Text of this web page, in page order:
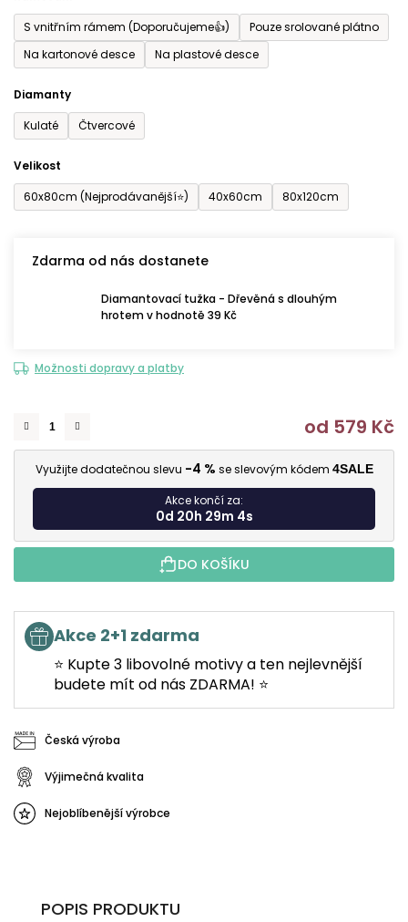
S vnitřním rámem (Doporučujeme👍)
Pouze srolované plátno
Na kartonové desce
Na plastové desce
Diamanty
Kulaté
Čtvercové
Velikost
60x80cm (Nejprodávanější⭐)
40x60cm 80x120cm
Zdarma od nás dostanete
Diamantovací tužka - Dřevěná s dlouhým
hrotem v hodnotě 39 Kč
Možnosti dopravy a platby
od 579 Kč
Využijte dodatečnou slevu -4 % se slevovým kódem 4SALE
Akce končí za:
0d 20h 29m 2s
DO KOŠÍKU
Akce 2+1 zdarma
⭐ Kupte 3 libovolné motivy a ten nejlevnější
budete mít od nás ZDARMA! ⭐
Česká výroba
Výjimečná kvalita
Nejoblíbenější výrobce
POPIS PRODUKTU